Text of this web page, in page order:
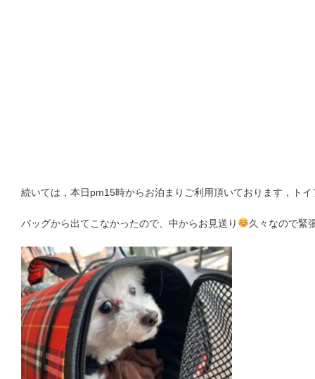
続いては，本日pm15時からお泊まりご利用頂いております，ト
バッグから出てこなかったので、中からお見送り 久々なので緊